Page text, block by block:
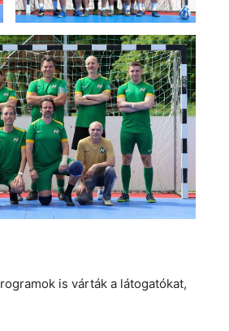
is várták a látogatókat,